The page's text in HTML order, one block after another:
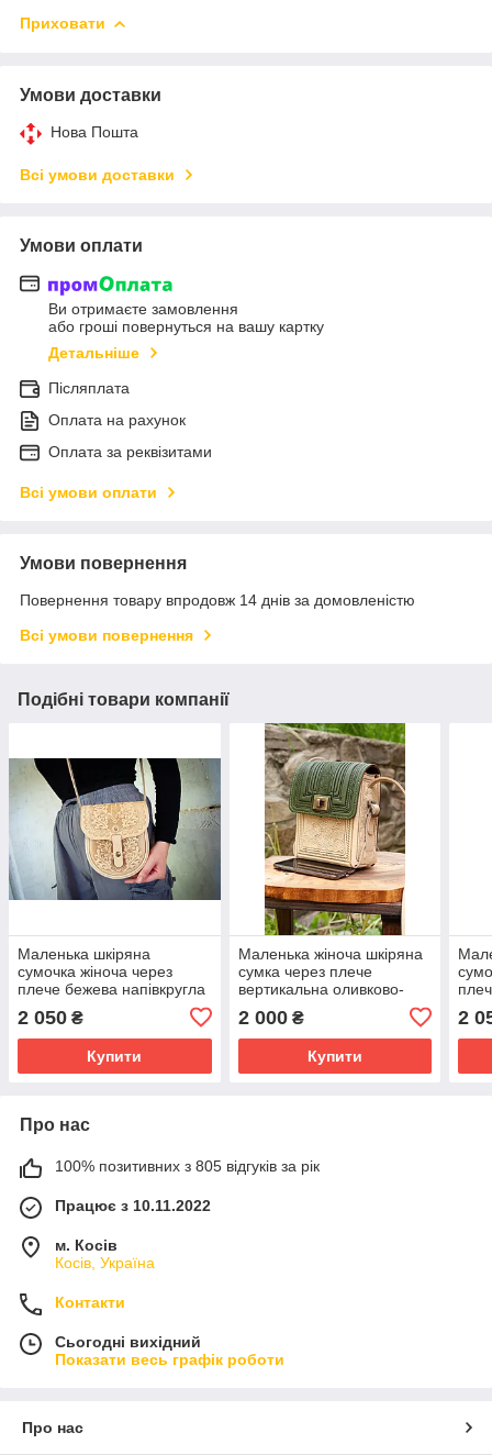
Приховати
Умови доставки
Нова Пошта
Всі умови доставки
Умови оплати
Ви отримаєте замовлення
або гроші повернуться на вашу картку
Детальніше
Післяплата
Оплата на рахунок
Оплата за реквізитами
Всі умови оплати
Умови повернення
Повернення товару впродовж 14 днів за домовленістю
Всі умови повернення
Подібні товари компанії
Маленька шкіряна
сумочка жіноча через
плече бежева напівкругла
сумочка-кишеня
2 050 ₴
Купити
Маленька жіноча шкіряна
сумка через плече
вертикальна оливково-
роботи.
2 000₴
Купити
2
Про нас
100% позитивних з 805 відгуків за рік
Працює з 10.11.2022
м. Косів
Косів, Україна
Контакти
Сьогодні вихідний
Показати весь графік роботи
Про нас